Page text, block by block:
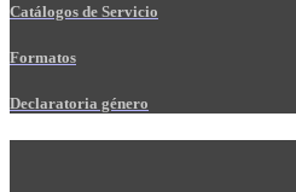
Catálogos de Servicio
Formatos
Declaratoria género